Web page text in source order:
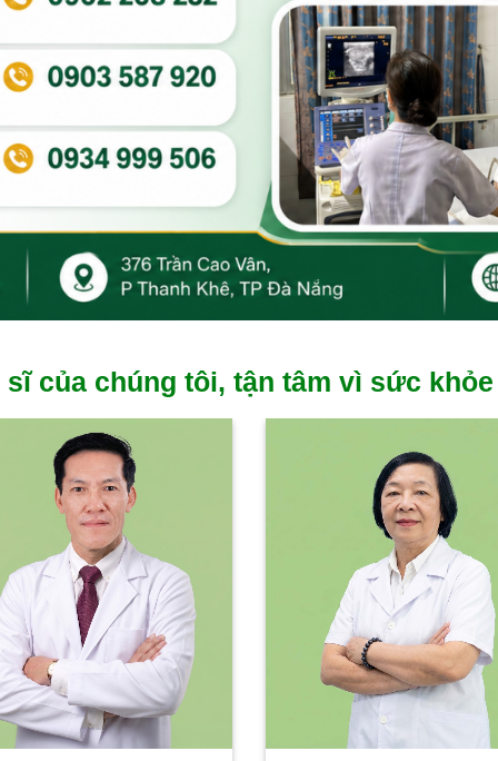
sĩ của chúng tôi, tận tâm vì sức khỏe